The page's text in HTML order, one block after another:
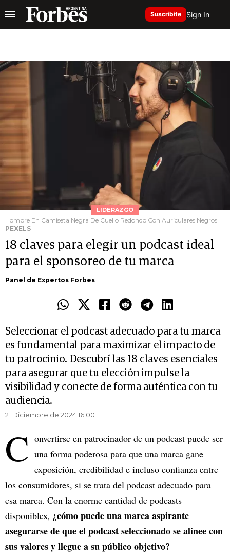
Suscribite Sign In
LIDERAZGO
Hombre En Camiseta Negra De Cuello Redondo Con Auriculares Negros
PEXELS
18 claves para elegir un podcast ideal
para el sponsoreo de tu marca
Panel de Expertos Forbes
Seleccionar el podcast adecuado para tu marca
es fundamental para maximizar el impacto de
tu patrocinio. Descubrí las 18 claves esenciales
para asegurar que tu elección impulse la
visibilidad y conecte de forma auténtica con tu
audiencia.
21 Diciembre de 2024 16.00
C onvertirse en patrocinador de un podcast puede ser
una forma poderosa para que una marca gane
exposición, credibilidad e incluso confianza entre
los consumidores, si se trata del podcast adecuado para
esa marca. Con la enorme cantidad de podcasts
disponibles, ¿cómo puede una marca aspirante
asegurarse de que el podcast seleccionado se alinee con
sus valores y llegue a su público objetivo?